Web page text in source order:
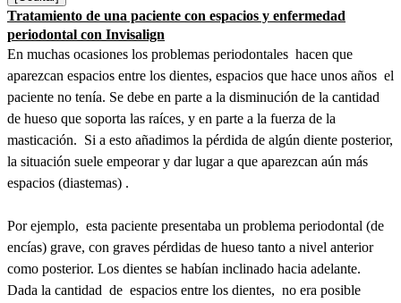
Tratamiento de una paciente con espacios y enfermedad
periodontal con Invisalign
En muchas ocasiones los problemas periodontales hacen que
aparezcan espacios entre los dientes, espacios que hace unos años el
paciente no tenía. Se debe en parte a la disminución de la cantidad
de hueso que soporta las raíces, y en parte a la fuerza de la
masticación. Si a esto añadimos la pérdida de algún diente posterior,
la situación suele empeorar y dar lugar a que aparezcan aún más
espacios (diastemas) .
Por ejemplo, esta paciente presentaba un problema periodontal (de
encías) grave, con graves pérdidas de hueso tanto a nivel anterior
como posterior. Los dientes se habían inclinado hacia adelante.
Dada la cantidad de espacios entre los dientes, no era posible